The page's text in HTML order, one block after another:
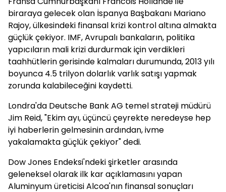
biraraya gelecek olan İspanya Başbakanı Mariano
Rajoy, ülkesindeki finansal krizi kontrol altına almakta
güçlük çekiyor. IMF, Avrupalı bankaların, politika
yapıcıların mali krizi durdurmak için verdikleri
taahhütlerin gerisinde kalmaları durumunda, 2013 yılı
boyunca 4.5 trilyon dolarlık varlık satışı yapmak
zorunda kalabileceğini kaydetti.
Londra'da Deutsche Bank AG temel strateji müdürü
Jim Reid, "Ekim ayı, üçüncü çeyrekte neredeyse hep
iyi haberlerin gelmesinin ardından, ivme
yakalamakta güçlük çekiyor" dedi.
Dow Jones Endeksi'ndeki şirketler arasında
geleneksel olarak ilk kar açıklamasını yapan
Aluminyum üreticisi Alcoa'nın finansal sonuçları